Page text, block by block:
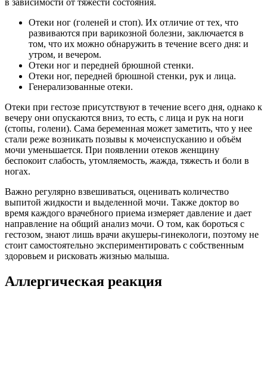
Отеки ног (голеней и стоп). Их отличие от тех, что
развиваются при варикозной болезни, заключается в
том, что их можно обнаружить в течение всего дня: и
утром, и вечером.
Отеки ног и передней брюшной стенки.
Отеки ног, передней брюшной стенки, рук и лица.
Генерализованные отеки.
Отеки при гестозе присутствуют в течение всего дня, однако к
вечеру они опускаются вниз, то есть, с лица и рук на ноги
(стопы, голени). Сама беременная может заметить, что у нее
стали реже возникать позывы к мочеиспусканию и объём
мочи уменьшается. При появлении отеков женщину
беспокоит слабость, утомляемость, жажда, тяжесть и боли в
ногах.
Важно регулярно взвешиваться, оценивать количество
выпитой жидкости и выделенной мочи. Также доктор во
время каждого врачебного приема измеряет давление и дает
направление на общий анализ мочи. О том, как бороться с
гестозом, знают лишь врачи акушеры-гинекологи, поэтому не
стоит самостоятельно экспериментировать с собственным
здоровьем и рисковать жизнью малыша.
Аллергическая реакция